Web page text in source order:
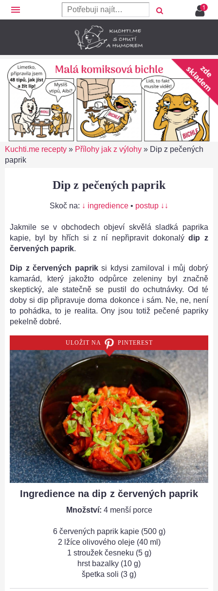
menu
Kuchti.me recepty » Přílohy jak z výlohy » Dip z pečených
paprik
Dip z pečených paprik
Skoč na: ↓ ingredience • postup ↓↓
Jakmile se v obchodech objeví skvělá sladká paprika
kapie, byl by hřích si z ní nepřipravit dokonalýdip z
červených paprik.
Dip z červených papriksi kdysi zamiloval i můj dobrý
kamarád, který jakožto odpůrce zeleniny byl značně
skeptický, ale statečně se pustil do ochutnávky. Od té
doby si dip připravuje doma dokonce i sám. Ne, ne, není
to pohádka, to je realita. Ony jsou totiž pečené papriky
pekelně dobré.
ULOŽIT NA PINTEREST
Ingredience na dip z červených paprik
Množství: 4 menší porce
6 červených paprik kapie (500 g)
2 lžíce olivového oleje (40 ml)
1 stroužek česneku (5 g)
hrst bazalky (10 g)
špetka soli (3 g)